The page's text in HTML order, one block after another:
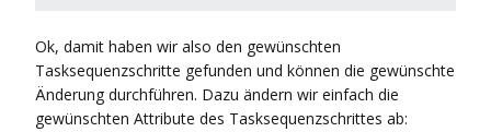
Ok, damit haben wir also den gewünschten
Tasksequenzschritte gefunden und können die gewünschte
Änderung durchführen. Dazu ändern wir einfach die
gewünschten Attribute des Tasksequenzschrittes ab: